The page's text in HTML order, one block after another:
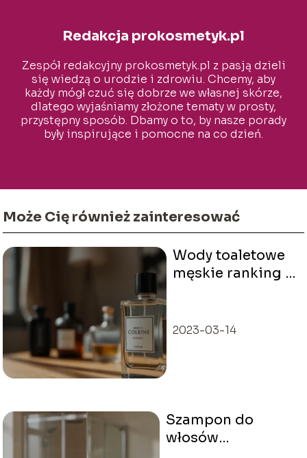
Redakcja prokosmetyk.pl
Zespół redakcyjny prokosmetyk.pl z pasją dzieli
się wiedzą o urodzie i zdrowiu. Chcemy, aby
każdy mógł czuć się dobrze we własnej skórze,
dlatego wyjaśniamy złożone tematy w prosty,
przystępny sposób. Dbamy o to, by nasze porady
były inspirujące i pomocne na co dzień.
Może Cię również zainteresować
Wody toaletowe
męskie ranking –
2023-03-14
Szampon do
włosów